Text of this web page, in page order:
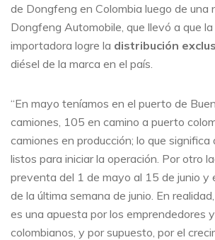
de Dongfeng en Colombia luego de una
Dongfeng Automobile, que llevó a que
importadora logre la distribución
diésel de la marca en el país.
“En mayo teníamos en el puerto de
camiones, 105 en camino a puerto
camiones en producción; lo que significa
listos para iniciar la operación. Por otro
preventa del 1 de mayo al 15 de junio y
de la última semana de junio. En
es una apuesta por los emprendedores
colombianos, y por supuesto, por el